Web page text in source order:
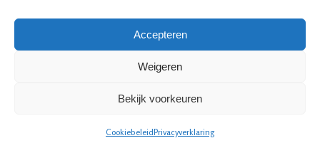
Accepteren
Weigeren
Bekijk voorkeuren
CookiebeleidPrivacyverklaring
Disclaimer|Contact|Bedrijf aanmelden